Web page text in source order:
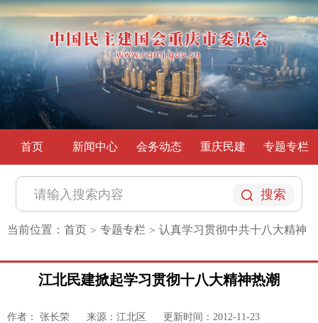
首页 新闻中心 会务动态 重庆民建 专题专栏
搜索
当前位置： 首页 > 专题专栏 > 认真学习贯彻中共十八大精神
江北民建掀起学习贯彻十八大精神热潮
作者： 张长荣 来源：江北区 更新时间：2012-11-23